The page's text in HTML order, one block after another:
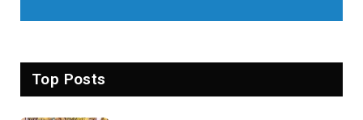
Top Posts